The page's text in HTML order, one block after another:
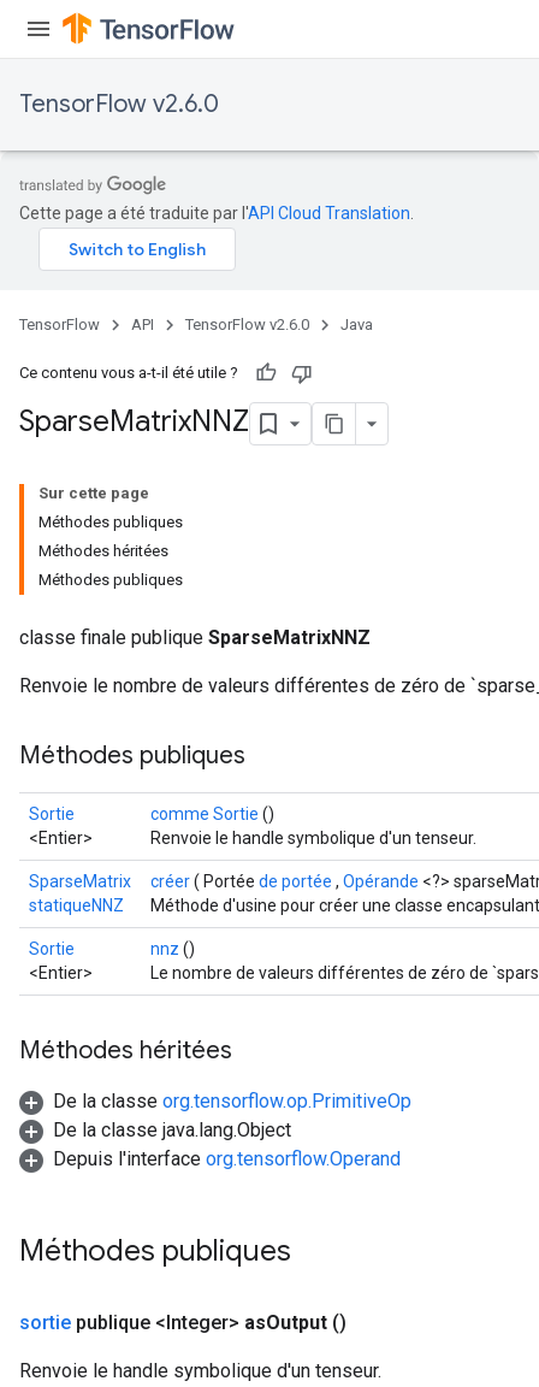
TensorFlow v2.6.0
Cette page a été traduite par l'API Cloud Translation
TensorFlow API TensorFlow v2.6.0 Java
Ce contenu vous a-t-il été utile ?
SparseMatrixNNZ
Sur cette page
Méthodes publiques
Méthodes héritées
Méthodes publiques
classe finale publique SparseMatrixNNZ
Renvoie le nombre de valeurs différentes de zéro de
Méthodes publiques
Sortie
<Entier>
comme Sortie ()
Renvoie le handle symbolique d'un tenseur.
SparseMatrix
statiqueNNZ
créer( Portée de portée , Opérande <?>
Méthode d'usine pour créer une classe
Sortie
<Entier>
nnz ()
Le nombre de valeurs différentes de zéro de
Méthodes héritées
De la classe org.tensorflow.op.PrimitiveOp
De la classe java.lang.Object
Depuis l'interface org.tensorflow.Operand
Méthodes publiques
sortie publique <Integer> asOutput ()
Renvoie le handle symbolique d'un tenseur.